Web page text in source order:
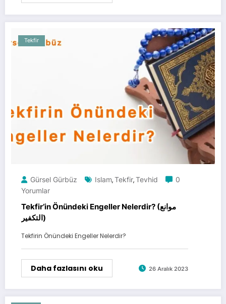
Tekfir
Gürsel Gürbüz Islam,Tekfir,Tevhid
0
Yorumlar
Tekfir’in Önündeki Engeller Nelerdir? (موانع
التكفير)
Tekfirin Önündeki Engeller Nelerdir?
Daha fazlasını oku 26 Aralık 2023